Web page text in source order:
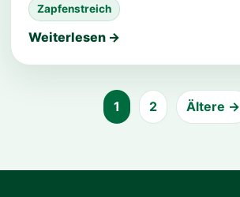
Zapfenstreich
Weiterlesen →
1 2 Ältere →